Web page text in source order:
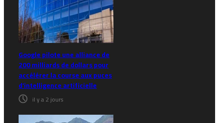
Google pilote une alliance de
200 milliards de dollars pour
accélérer la course aux puces
d’intelligence artificielle
il y a 2 jours